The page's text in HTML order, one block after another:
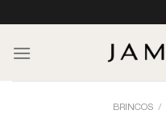
to
content
BRINCOS /